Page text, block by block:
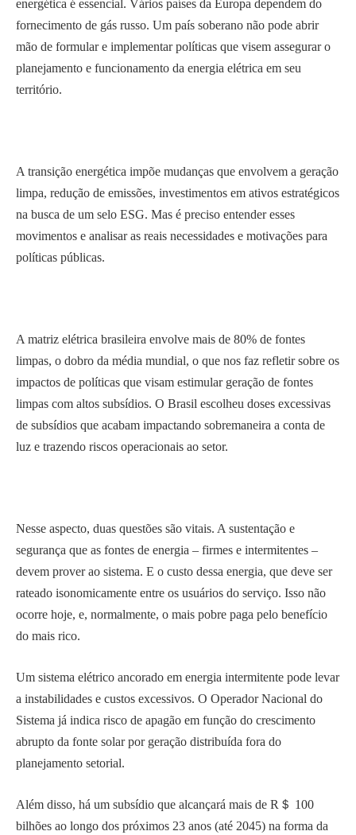
energética é essencial. Vários países da Europa dependem do
fornecimento de gás russo. Um país soberano não pode abrir
mão de formular e implementar políticas que visem assegurar o
planejamento e funcionamento da energia elétrica em seu
território.
A transição energética impõe mudanças que envolvem a geração
limpa, redução de emissões, investimentos em ativos estratégicos
na busca de um selo ESG. Mas é preciso entender esses
movimentos e analisar as reais necessidades e motivações para
políticas públicas.
A matriz elétrica brasileira envolve mais de 80% de fontes
limpas, o dobro da média mundial, o que nos faz refletir sobre os
impactos de políticas que visam estimular geração de fontes
limpas com altos subsídios. O Brasil escolheu doses excessivas
de subsídios que acabam impactando sobremaneira a conta de
luz e trazendo riscos operacionais ao setor.
Nesse aspecto, duas questões são vitais. A sustentação e
segurança que as fontes de energia – firmes e intermitentes –
devem prover ao sistema. E o custo dessa energia, que deve ser
rateado isonomicamente entre os usuários do serviço. Isso não
ocorre hoje, e, normalmente, o mais pobre paga pelo benefício
do mais rico.
Um sistema elétrico ancorado em energia intermitente pode levar
a instabilidades e custos excessivos. O Operador Nacional do
Sistema já indica risco de apagão em função do crescimento
abrupto da fonte solar por geração distribuída fora do
planejamento setorial.
Além disso, há um subsídio que alcançará mais de R＄ 100
bilhões ao longo dos próximos 23 anos (até 2045) na forma da